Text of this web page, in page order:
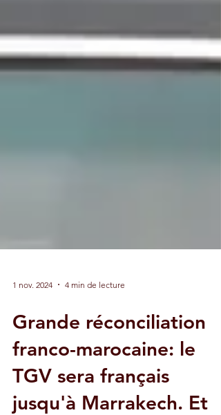
Grande réconciliation
franco-marocaine: le
TGV sera français